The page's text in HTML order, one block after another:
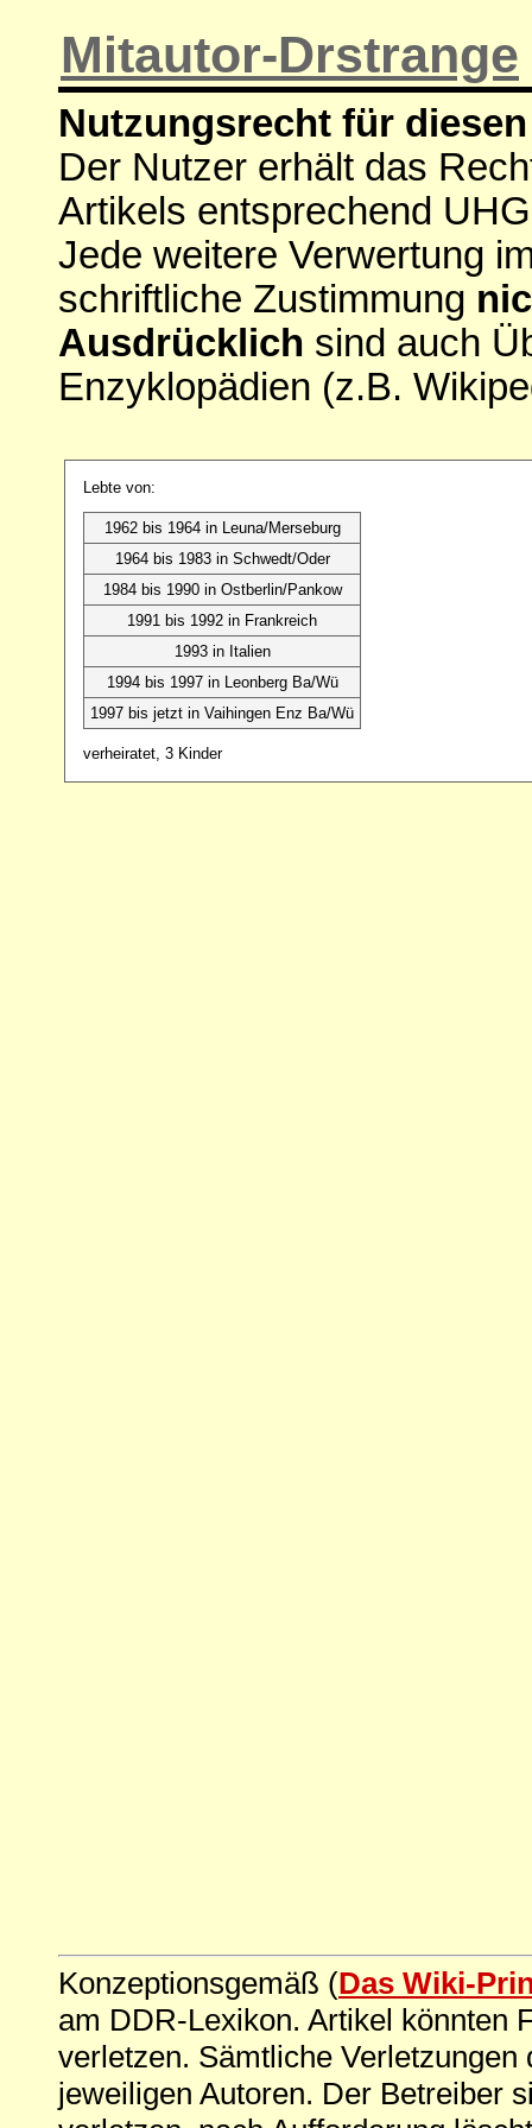
Mitautor-Drstrange
Nutzungsrecht für
Der Nutzer erhält das
Artikels entsprechend
Jede weitere Verwertung
schriftliche Zustimmung
Ausdrücklich sind auch
Enzyklopädien (z.B.
Lebte von:
1962 bis 1964 in Leuna/Merseburg
1964 bis 1983 in Schwedt/Oder
1984 bis 1990 in Ostberlin/Pankow
1991 bis 1992 in Frankreich
1993 in Italien
1994 bis 1997 in Leonberg Ba/Wü
1997 bis jetzt in Vaihingen Enz Ba/Wü
verheiratet, 3 Kinder
Konzeptionsgemäß (Das Wiki-
am DDR-Lexikon. Artikel könnten
verletzen. Sämtliche
jeweiligen Autoren. Der Betreiber